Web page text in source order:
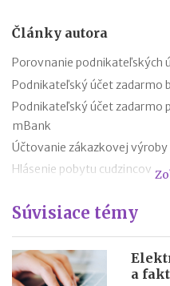
Články autora
Porovnanie podnikateľských
Podnikateľský účet zadarmo
Podnikateľský účet zadarmo
mBank
Účtovanie zákazkovej výroby
Hlásenie pobytu cudzincov
Cestovné náhrady pri
Odpisovanie elektromobilov
Kontroly v oblasti registratúry
Registratúrny plán a
Súvisiace témy
a